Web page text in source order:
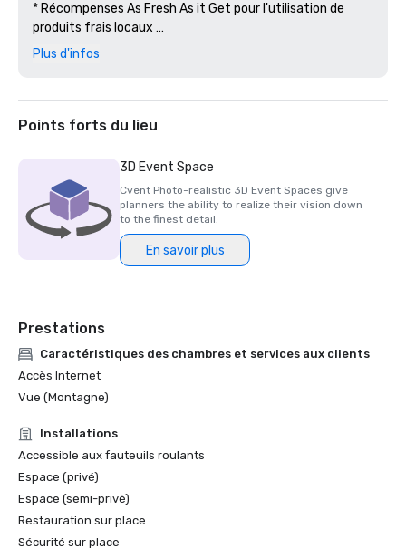
* Récompenses As Fresh As it Get pour l'utilisation de
produits frais locaux
produits durables.
Plus d'infos
Points forts du lieu
3D Event Space
Cvent Photo-realistic 3D Event Spaces give
planners the ability to realize their vision down
to the finest detail.
En savoir plus
Prestations
Caractéristiques des chambres et services aux clients
Accès Internet
Vue (Montagne)
Installations
Accessible aux fauteuils roulants
Espace (privé)
Espace (semi-privé)
Restauration sur place
Sécurité sur place